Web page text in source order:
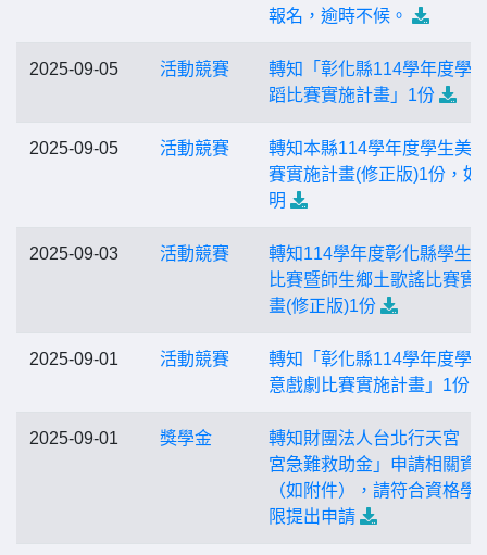
報名，逾時不候。
2025-09-05 活動競賽
轉知「彰化縣114學年度學
蹈比賽實施計畫」1份
2025-09-05 活動競賽
轉知本縣114學年度學生美
賽實施計畫(修正版)1份，如
明
2025-09-03 活動競賽
轉知114學年度彰化縣學生
比賽暨師生鄉土歌謠比賽實
畫(修正版)1份
2025-09-01 活動競賽
轉知「彰化縣114學年度學
意戲劇比賽實施計畫」1份
2025-09-01 獎學金
轉知財團法人台北行天宮「
宮急難救助金」申請相關資
（如附件），請符合資格學
限提出申請